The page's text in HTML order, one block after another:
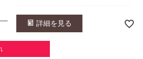
詳細を見る